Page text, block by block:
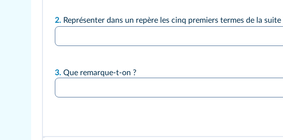
2. Représenter dans un repère les cinq premiers termes de la suite
3. Que remarque-t-on ?